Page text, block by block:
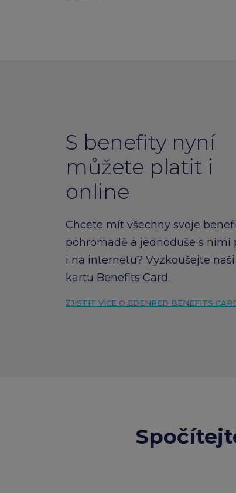
S benefity nyní
můžete platit i
online
Chcete mít všechny svoje
pohromadě a jednoduše s nimi
i na internetu? Vyzkoušejte naši
kartu Benefits Card.
ZJISTIT VÍCE O EDENRED BENEFITS